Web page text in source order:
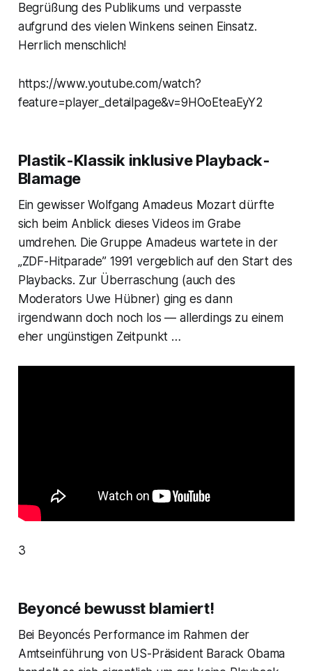
Begrüßung des Publikums und verpasste
aufgrund des vielen Winkens seinen Einsatz.
Herrlich menschlich!
https://www.youtube.com/watch?
feature=player_detailpage&v=9HOoEteaEyY2
Plastik-Klassik inklusive Playback-
Blamage
Ein gewisser Wolfgang Amadeus Mozart dürfte
sich beim Anblick dieses Videos im Grabe
umdrehen. Die Gruppe Amadeus wartete in der
„ZDF-Hitparade” 1991 vergeblich auf den Start des
Playbacks. Zur Überraschung (auch des
Moderators Uwe Hübner) ging es dann
irgendwann doch noch los — allerdings zu einem
eher ungünstigen Zeitpunkt …
3
Beyoncé bewusst blamiert!
Bei Beyoncés Performance im Rahmen der
Amtseinführung von US-Präsident Barack Obama